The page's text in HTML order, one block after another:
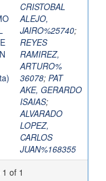
CRISTOBAL
ALEJO,
JAIRO%25740;
REYES
RAMIREZ,
ARTURO%
36078; PAT
AKE, GERARDO
ISAIAS;
ALVARADO
LOPEZ,
CARLOS
JUAN%168355
of 1